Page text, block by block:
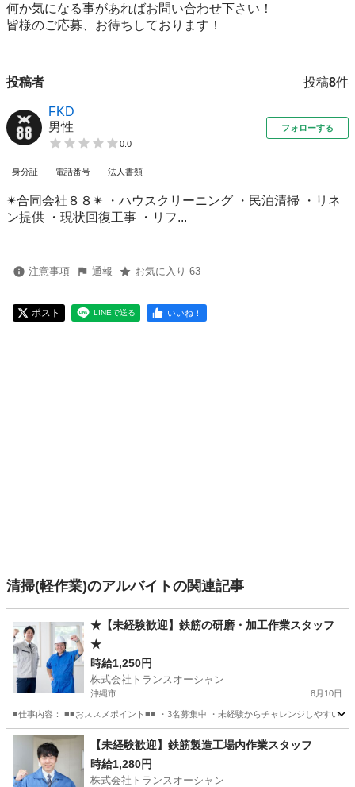
何か気になる事があればお問い合わせ下さい！
皆様のご応募、お待ちしております！
投稿者 投稿8件
FKD
男性
0.0
フォローする
身分証 電話番号 法人書類
✴︎合同会社８８✴︎ ・ハウスクリーニング ・民泊清掃 ・リネ
ン提供 ・現状回復工事 ・リフ...
注意事項 通報 お気に入り 63
ポスト LINEで送る いいね！
清掃(軽作業)のアルバイトの関連記事
★【未経験歓迎】鉄筋の研磨・加工作業スタッフ
★
時給1,250円
株式会社トランスオーシャン
沖縄市 8月10日
■仕事内容： ■■おススメポイント■■ ・3名募集中 ・未経験からチャレンジしやすい
沖縄 沖縄市 軽作業 スタッフ
【未経験歓迎】鉄筋製造工場内作業スタッフ
時給1,280円
株式会社トランスオーシャン